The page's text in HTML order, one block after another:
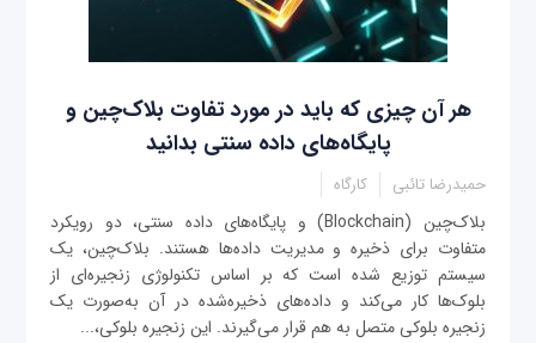
هر آن چیزی که باید در مورد تفاوت بلاک‌چین و
پایگاه‌های داده سنتی بدانید
حمیدرضا تائبی کارگاه
بلاک‌چین (Blockchain) و پایگاه‌های داده سنتی، دو رویکرد
متفاوت برای ذخیره و مدیریت داده‌ها هستند. بلاک‌چین، یک
سیستم توزیع شده است که بر اساس تکنولوژی زنجیره‌ای از
بلوک‌ها کار می‌کند و داده‌های ذخیره‌شده در آن به‌صورت یک
زنجیره بلوکی متصل به هم قرار می‌گیرند. این زنجیره بلوکی،...